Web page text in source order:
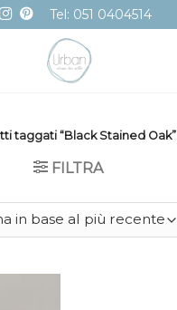
Tel: 051 0404514
taggati “Black Stained Oak”
FILTRA